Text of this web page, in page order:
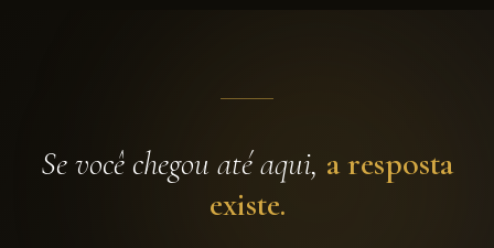
Se você chegou até aqui, a resposta
existe.